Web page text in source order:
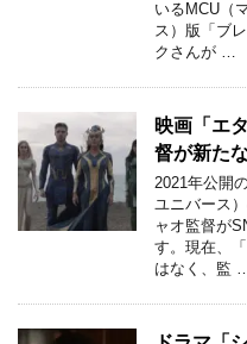
いるMCU（
ス）版「ブ
クさんが …
映画「エ
督が新た
2021年公開
ユニバース
ャオ監督が
す。現在、
はなく、監 …